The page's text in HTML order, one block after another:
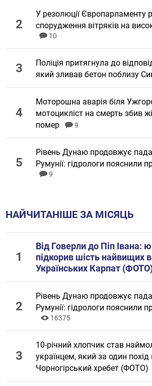
У резолюції Європарламенту
спорудження вітряків на
10
Поліція притягнула до
який зливав бетон поблизу
Моторошна аварія біля
мотоцикліст на смерть збив
помер
9
Рівень Дунаю продовжує
Румунії: гідрологи пояснили
9
НАЙЧИТАНІШЕ ЗА МІСЯЦЬ
Від Говерли до Піп Івана:
підкорив шість найвищих
Українських Карпат
Рівень Дунаю продовжує
Румунії: гідрологи пояснили
16375
10-річний хлопчик став
українцем, який за один
Чорногірський хребет (ФОТО)